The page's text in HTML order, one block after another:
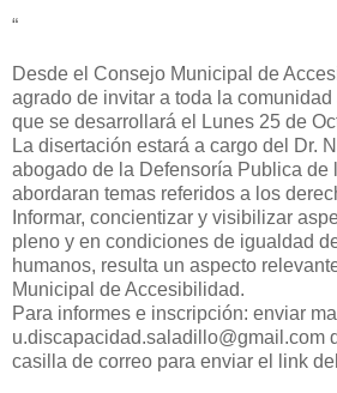
“
Desde el Consejo Municipal de
agrado de invitar a toda la
que se desarrollará el Lunes 25 de
La disertación estará a cargo del Dr.
abogado de la Defensoría Publica de
abordaran temas referidos a los
Informar, concientizar y visibilizar
pleno y en condiciones de igualdad
humanos, resulta un aspecto
Municipal de Accesibilidad.
Para informes e inscripción: enviar
u.discapacidad.saladillo@gmail.com
casilla de correo para enviar el link